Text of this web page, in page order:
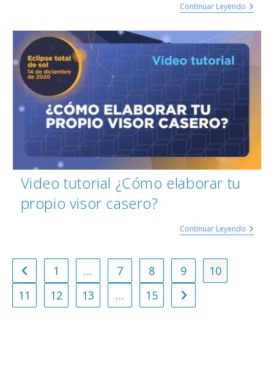
Continuar Leyendo
Video tutorial ¿Cómo elaborar tu
propio visor casero?
Continuar Leyendo
1 … 7 8 9
10
11
12 13 … 15